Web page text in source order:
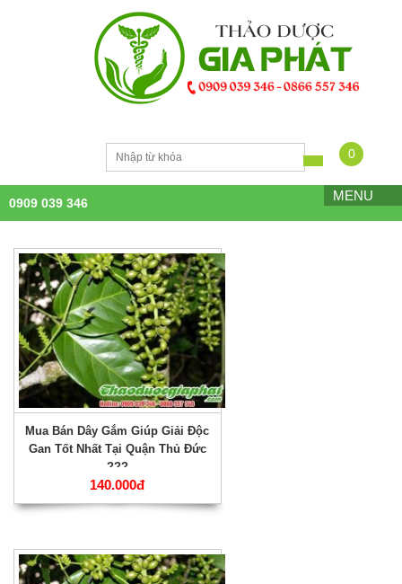
0
MENU
0909 039 346
Mua Bán Dây Gắm Giúp Giải Độc
Gan Tốt Nhất Tại Quận Thủ Đức
???
140.000đ